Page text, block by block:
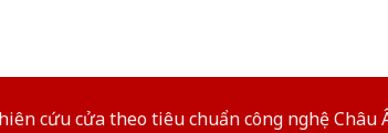
cứu cửa theo tiêu chuẩn công nghệ